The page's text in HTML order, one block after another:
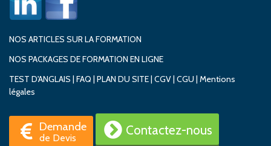
NOS ARTICLES SUR LA FORMATION
NOS PACKAGES DE FORMATION EN LIGNE
TEST D'ANGLAIS | FAQ | PLAN DU SITE| CGV| CGU | Mentions
légales
Demande
de Devis
Contactez-nous